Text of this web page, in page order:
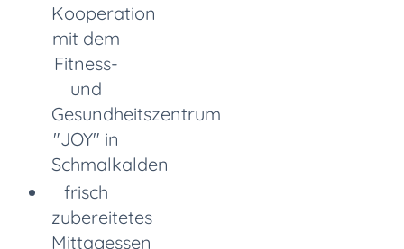
Kooperation
mit dem
Fitness-
und
Gesundheitszentrum
"JOY" in
Schmalkalden
frisch
zubereitetes
Mittagessen